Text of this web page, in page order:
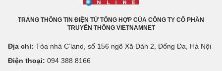
TRANG THÔNG TIN ĐIỆN TỬ TỔNG HỢP CỦA CÔNG TY CỔ PHẦN
TRUYỀN THÔNG VIETNAMNET
Địa chỉ: Tòa nhà C’land, số 156 ngõ Xã Đàn 2, Đống Đa, Hà Nội
Điện thoại: 094 388 8166